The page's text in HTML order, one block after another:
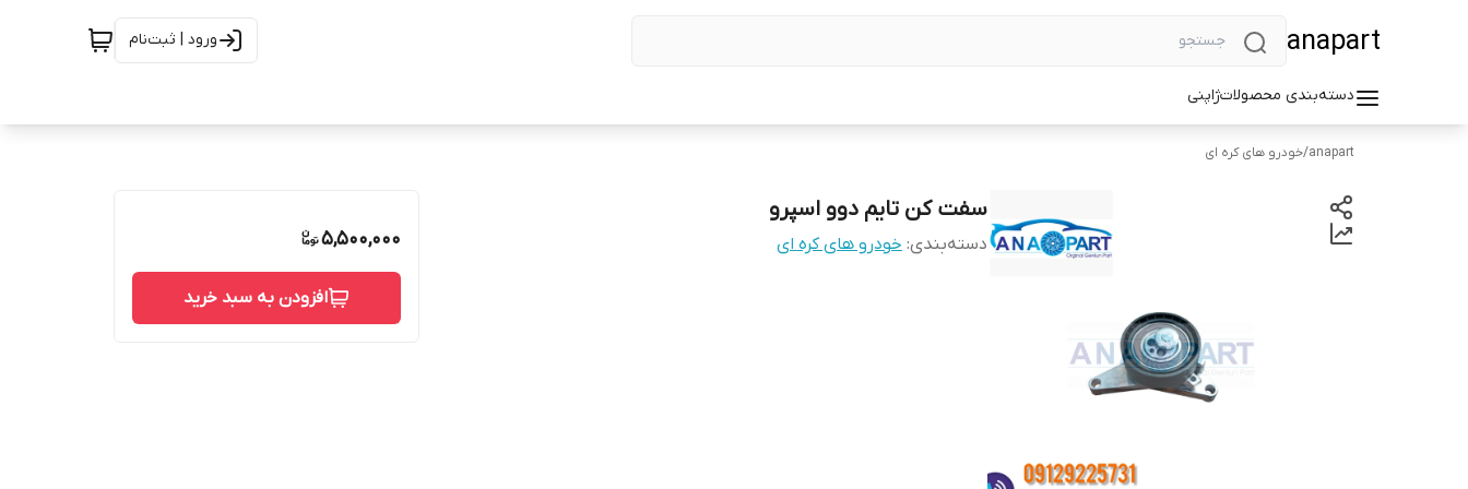
anapart ورود | ثبت‌نام
دسته‌بندی محصولاتژاپنی
anapart
/خودرو های کره ای
سفت کن تایم دوو اسپرو
دسته‌بندی: خودرو های کره ای 5,500,000
افزودن به سبد خرید